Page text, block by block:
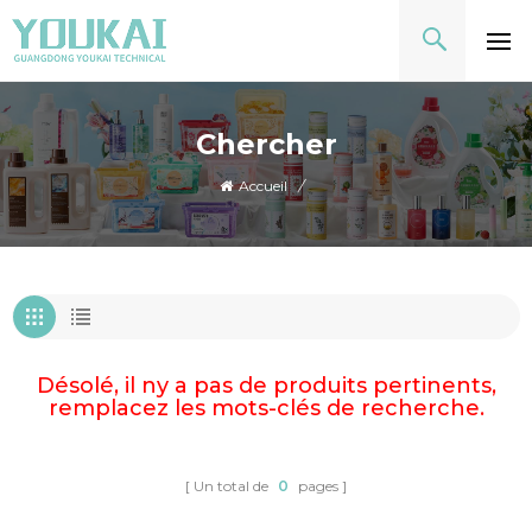
Chercher
Accueil /
Désolé, il ny a pas de produits pertinents,
remplacez les mots-clés de recherche.
Un total de 0 pages